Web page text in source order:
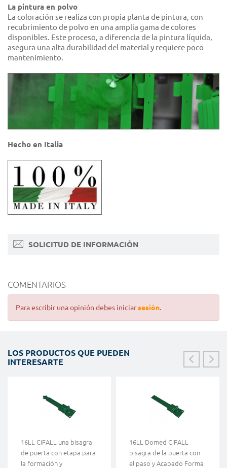
La pintura en polvo
La coloración se realiza con propia planta de pintura, con
recubrimiento de polvo en una amplia gama de colores
disponibles. Este proceso, a diferencia de la pintura líquida,
asegura una alta durabilidad del material y requiere poco
mantenimiento.
Hecho en Italia
SOLICITUD DE INFORMACIÓN
COMENTARIOS
Para escribir una opinión debes iniciarsesión.
LOS PRODUCTOS QUE PUEDEN
INTERESARTE
16LL CiFALL una bisagra
de puerta con etapa para
la formación y
16LL Domed CiFALL
bisagra de la puerta con
el paso y Acabado Forma